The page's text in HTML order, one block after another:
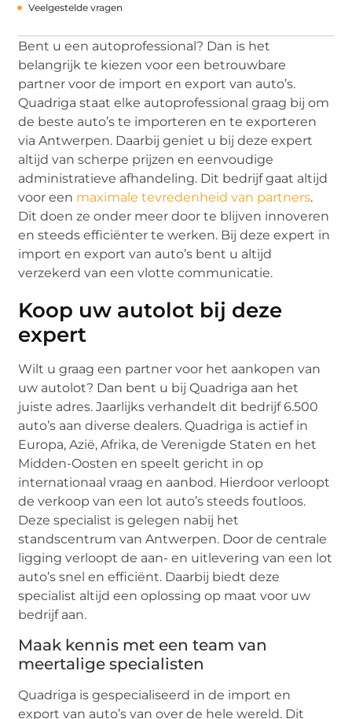
Veelgestelde vragen
Bent u een autoprofessional? Dan is het
belangrijk te kiezen voor een betrouwbare
partner voor de import en export van auto’s.
Quadriga staat elke autoprofessional graag bij om
de beste auto’s te importeren en te exporteren
via Antwerpen. Daarbij geniet u bij deze expert
altijd van scherpe prijzen en eenvoudige
administratieve afhandeling. Dit bedrijf gaat altijd
voor een maximale tevredenheid van partners.
Dit doen ze onder meer door te blijven innoveren
en steeds efficiënter te werken. Bij deze expert in
import en export van auto’s bent u altijd
verzekerd van een vlotte communicatie.
Koop uw autolot bij deze
expert
Wilt u graag een partner voor het aankopen van
uw autolot? Dan bent u bij Quadriga aan het
juiste adres. Jaarlijks verhandelt dit bedrijf 6.500
auto’s aan diverse dealers. Quadriga is actief in
Europa, Azië, Afrika, de Verenigde Staten en het
Midden-Oosten en speelt gericht in op
internationaal vraag en aanbod. Hierdoor verloopt
de verkoop van een lot auto’s steeds foutloos.
Deze specialist is gelegen nabij het
standscentrum van Antwerpen. Door de centrale
ligging verloopt de aan- en uitlevering van een lot
auto’s snel en efficiënt. Daarbij biedt deze
specialist altijd een oplossing op maat voor uw
bedrijf aan.
Maak kennis met een team van
meertalige specialisten
Quadriga is gespecialiseerd in de import en
export van auto’s van over de hele wereld. Dit